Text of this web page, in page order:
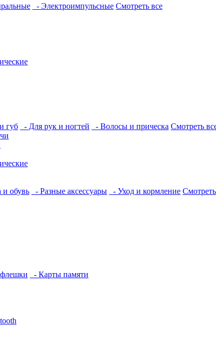
- Электроимпульсные Смотреть все
губ - Для рук и ногтей - Волосы и прическа Смотреть
обувь - Разные аксессуары - Уход и кормление
- Карты памяти